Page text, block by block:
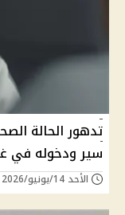
تدهور الحالة
سير ودخوله في
الأحد 14/يونيو/2026 - 03:48 م